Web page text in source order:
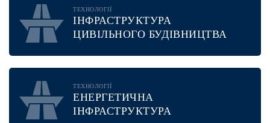
ТЕХНОЛОГІЇ
ІНФРАСТРУКТУРА
ЦИВІЛЬНОГО БУДІВНИЦТВА
ТЕХНОЛОГІЇ
ЕНЕРГЕТИЧНА
ІНФРАСТРУКТУРА